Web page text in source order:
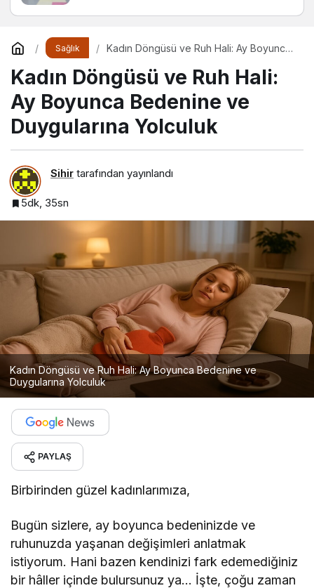
Sağlık
Kadın Döngüsü ve Ruh Hali: Ay Boyunca
Kadın Döngüsü ve Ruh Hali:
Ay Boyunca Bedenine ve
Duygularına Yolculuk
Sihir tarafından yayınlandı
5dk, 35sn
Kadın Döngüsü ve Ruh Hali: Ay Boyunca Bedenine ve
Duygularına Yolculuk
PAYLAŞ
Birbirinden güzel kadınlarımıza,
Bugün sizlere, ay boyunca bedeninizde ve
ruhunuzda yaşanan değişimleri anlatmak
istiyorum. Hani bazen kendinizi fark edemediğiniz
bir hâller içinde bulursunuz ya… İşte, çoğu zaman